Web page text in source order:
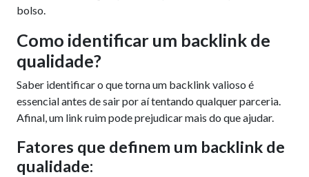
bolso.
Como identificar um backlink de
qualidade?
Saber identificar o que torna um backlink valioso é
essencial antes de sair por aí tentando qualquer parceria.
Afinal, um link ruim pode prejudicar mais do que ajudar.
Fatores que definem um backlink de
qualidade: